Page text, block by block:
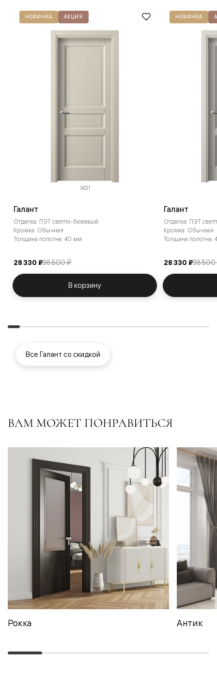
НОВИНКА АКЦИЯ
1431
Галант
Отделка: ПЭТ светло-бежевый
Кромка: Обычная
Толщина полотна: 40 мм
28 330 ₽38 500 ₽
В корзину
НОВИНКА
Галант
Отделка: ПЭТ
Кромка: Обычная
Толщина полотна:
28 330 ₽38
Все Галант со скидкой
ВАМ МОЖЕТ ПОНРАВИТЬСЯ
Рокка Антик